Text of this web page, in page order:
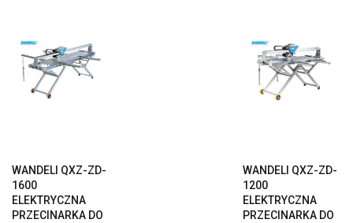
WANDELI QXZ-ZD-
1600
ELEKTRYCZNA
PRZECINARKA DO
WANDELI QXZ-ZD-
1200
ELEKTRYCZNA
PRZECINARKA DO